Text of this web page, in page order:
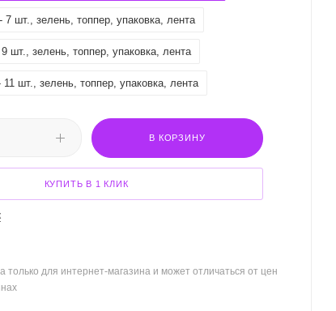
7 шт., зелень, топпер, упаковка, лента
шт., зелень, топпер, упаковка, лента
шт., зелень, топпер, упаковка, лента
В КОРЗИНУ
КУПИТЬ В 1 КЛИК
только для интернет-магазина и может отличаться от цен